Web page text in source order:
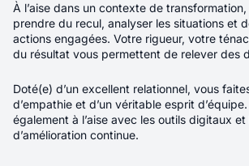
Télétravail
vous prenez en charge un
clients existants tout en
nouvelles opportunités
À l’aise dans un contexte de
prendre du recul, analyser les situations et
actions engagées. Votre rigueur, votre
du résultat vous permettent de relever des
Doté(e) d’un excellent relationnel, vous
d’empathie et d’un véritable esprit
également à l’aise avec les outils digitaux
d’amélioration continue.